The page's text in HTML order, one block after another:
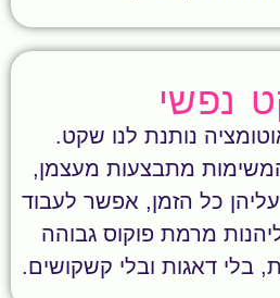
נפשי
נותנת לנו שקט.
מתבצעות מעצמן,
כל הזמן, אפשר לעבוד
מרמת פוקוס גבוהה
בלי דאגות ובלי קשקושים.